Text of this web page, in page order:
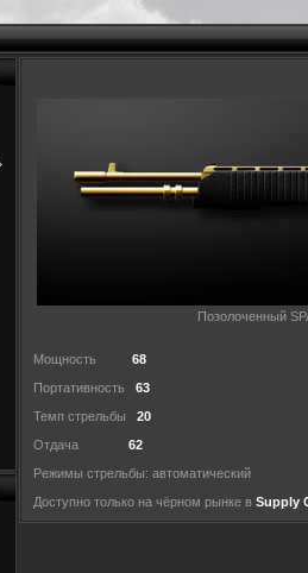
Позолоченный
Мощность 68
Портативность 63
Темп стрельбы 20
Отдача 62
Режимы стрельбы: автоматический
Доступно только на чёрном рынке в Supply